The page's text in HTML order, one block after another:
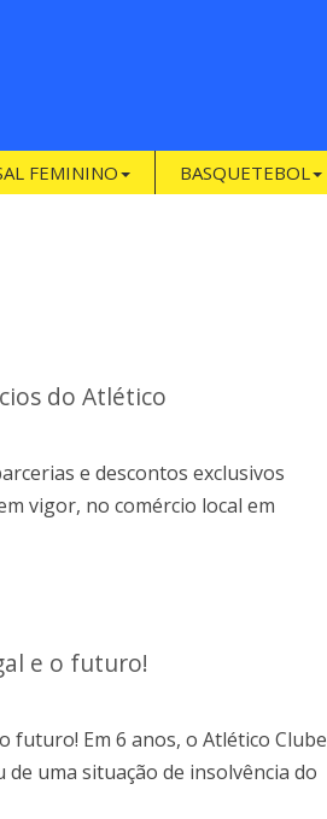
FEMININO BASQUETEBOL
do Atlético
e descontos exclusivos
vigor, no comércio local em
e o futuro!
futuro! Em 6 anos, o Atlético Clube
uma situação de insolvência do